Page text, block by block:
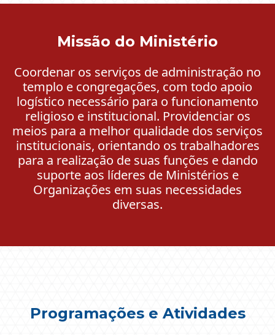
Missão do Ministério
Coordenar os serviços de administração no
templo e congregações, com todo apoio
logístico necessário para o funcionamento
religioso e institucional. Providenciar os
meios para a melhor qualidade dos serviços
institucionais, orientando os trabalhadores
para a realização de suas funções e dando
suporte aos líderes de Ministérios e
Organizações em suas necessidades
diversas.
Programações e Atividades